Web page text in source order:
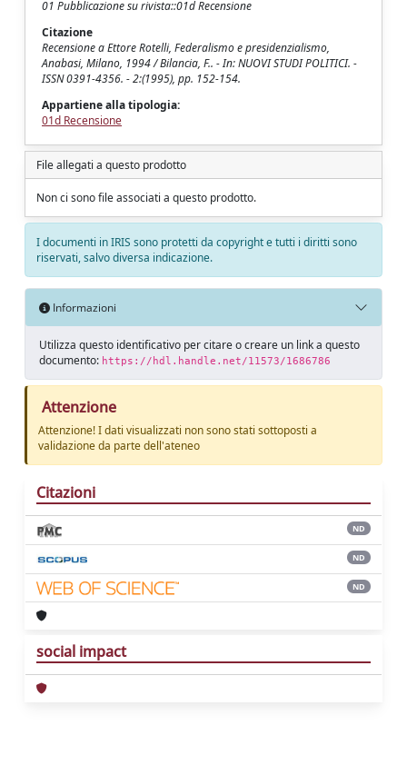
01 Pubblicazione su rivista::01d Recensione
Citazione
Recensione a Ettore Rotelli, Federalismo e presidenzialismo,
Anabasi, Milano, 1994 / Bilancia, F.. - In: NUOVI STUDI POLITICI. -
ISSN 0391-4356. - 2:(1995), pp. 152-154.
Appartiene alla tipologia:
01d Recensione
File allegati a questo prodotto
Non ci sono file associati a questo prodotto.
I documenti in IRIS sono protetti da copyright e tutti i diritti sono
riservati, salvo diversa indicazione.
Informazioni
Utilizza questo identificativo per citare o creare un link a questo
documento: https://hdl.handle.net/11573/1686786
Attenzione
Attenzione! I dati visualizzati non sono stati sottoposti a
validazione da parte dell'ateneo
Citazioni
ND
ND
ND
social impact